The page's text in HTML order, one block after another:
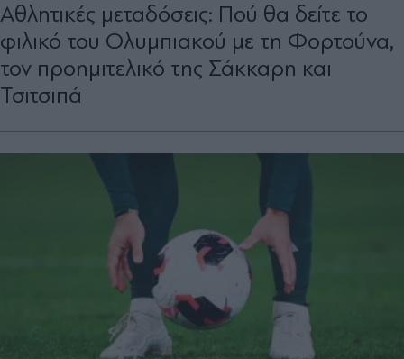
Αθλητικές μεταδόσεις: Πού θα δείτε το
φιλικό του Ολυμπιακού με τη Φορτούνα,
τον προημιτελικό της Σάκκαρη και
Τσιτσιπά